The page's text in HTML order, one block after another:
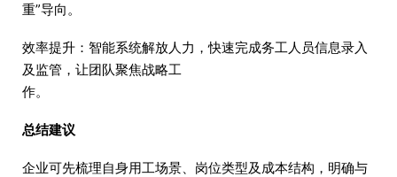
重”导向。
效率提升：智能系统解放人力，快速完成务工人员信息录入
及监管，让团队聚焦战略工
作。
总结建议
企业可先梳理自身用工场景、岗位类型及成本结构，明确与